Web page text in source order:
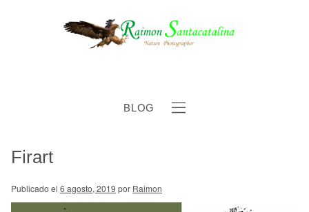
BLOG
Firart
Publicado el 6 agosto, 2019 por Raimon